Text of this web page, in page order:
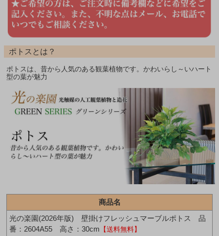
ポトスとは？
ポトスは、昔から人気のある観葉植物です。かわいらし～いハート
型の葉が魅力
商品名
光の楽園(2026年版) 壁掛けフレッシュマーブルポトス 品
番：2604A55 高さ：30cm 【送料無料】